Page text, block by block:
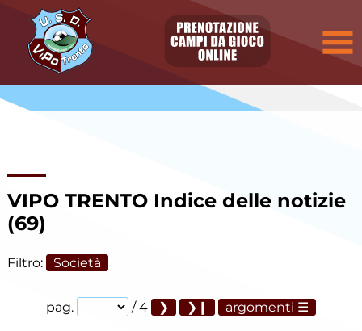
VIPO TRENTOIndice delle notizie
(69)
Filtro: Società
pag. / 4 argomenti
degli
argomenti
delle
notizie:
Allievi P.
Villazzano
Calcio a
cinque
Camp